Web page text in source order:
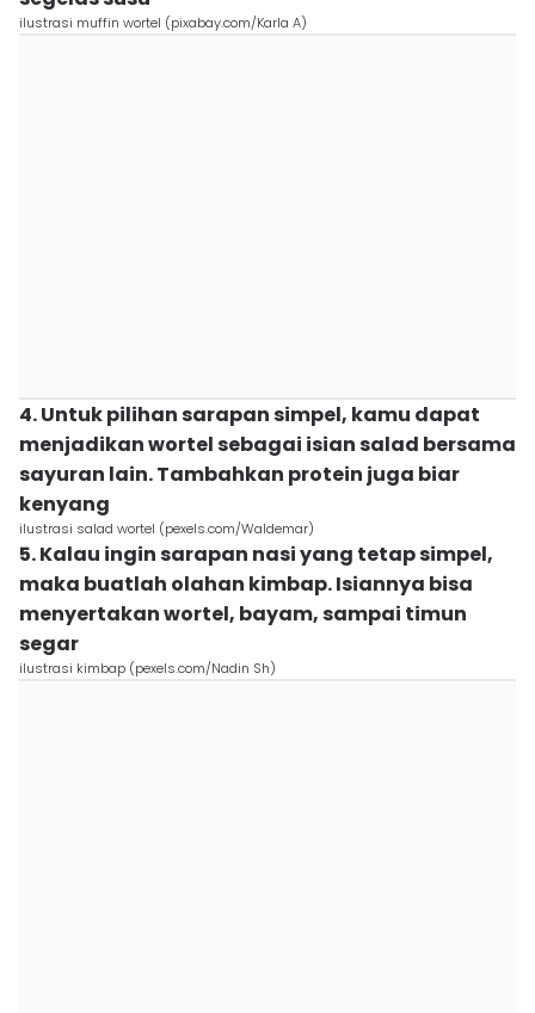
ilustrasi muffin wortel (pixabay.com/Karla A)
4. Untuk pilihan sarapan simpel, kamu dapat
menjadikan wortel sebagai isian salad bersama
sayuran lain. Tambahkan protein juga biar
kenyang
ilustrasi salad wortel (pexels.com/Waldemar)
5. Kalau ingin sarapan nasi yang tetap simpel,
maka buatlah olahan kimbap. Isiannya bisa
menyertakan wortel, bayam, sampai timun
segar
ilustrasi kimbap (pexels.com/Nadin Sh)